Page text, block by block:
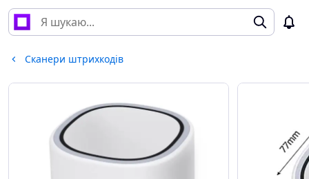
Сканери штрихкодів